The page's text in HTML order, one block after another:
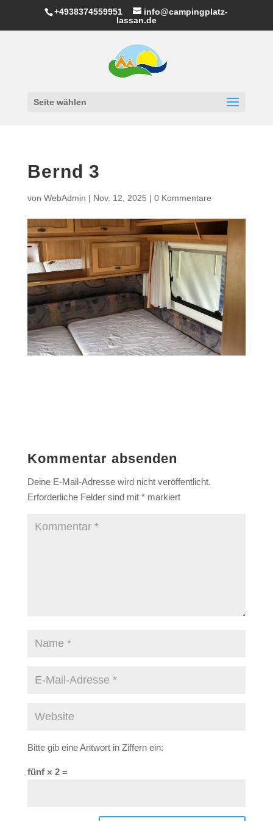
+4938374559951
info@campingplatz-
lassan.de
Seite wählen
Bernd 3
von WebAdmin | Nov. 12, 2025 | 0 Kommentare
Kommentar absenden
Deine E-Mail-Adresse wird nicht veröffentlicht.
Erforderliche Felder sind mit *markiert
Bitte gib eine Antwort in Ziffern ein:
fünf × 2 =